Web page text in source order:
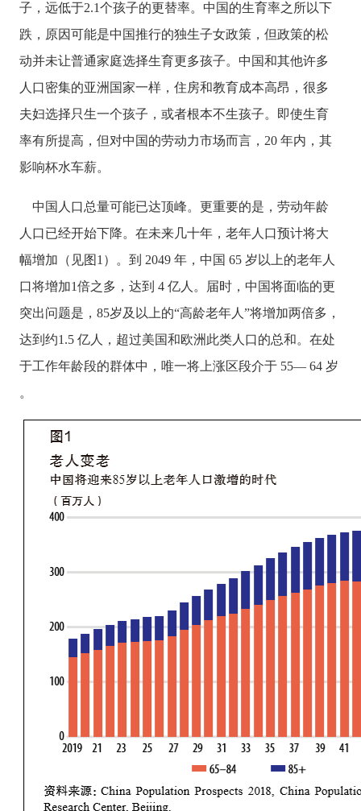
子，远低于2.1个孩子的更替率。中国的生育率之所以下
跌，原因可能是中国推行的独生子女政策，但政策的松
动并未让普通家庭选择生育更多孩子。中国和其他许多
人口密集的亚洲国家一样，住房和教育成本高昂，很多
夫妇选择只生一个孩子，或者根本不生孩子。即使生育
率有所提高，但对中国的劳动力市场而言，20 年内，其
影响杯水车薪。
中国人口总量可能已达顶峰。更重要的是，劳动年龄
人口已经开始下降。在未来几十年，老年人口预计将大
幅增加（见图 1）。到 2049 年，中国 65 岁以上的老年人
口将增加1倍之多，达到 4 亿人。届时，中国将面临的更
突出问题是，85岁及以上的“高龄老年人”将增加两倍多，
达到约1.5 亿人，超过美国和欧洲此类人口的总和。在处
于工作年龄段的群体中，唯一将上涨区段介于 55— 64 岁
。